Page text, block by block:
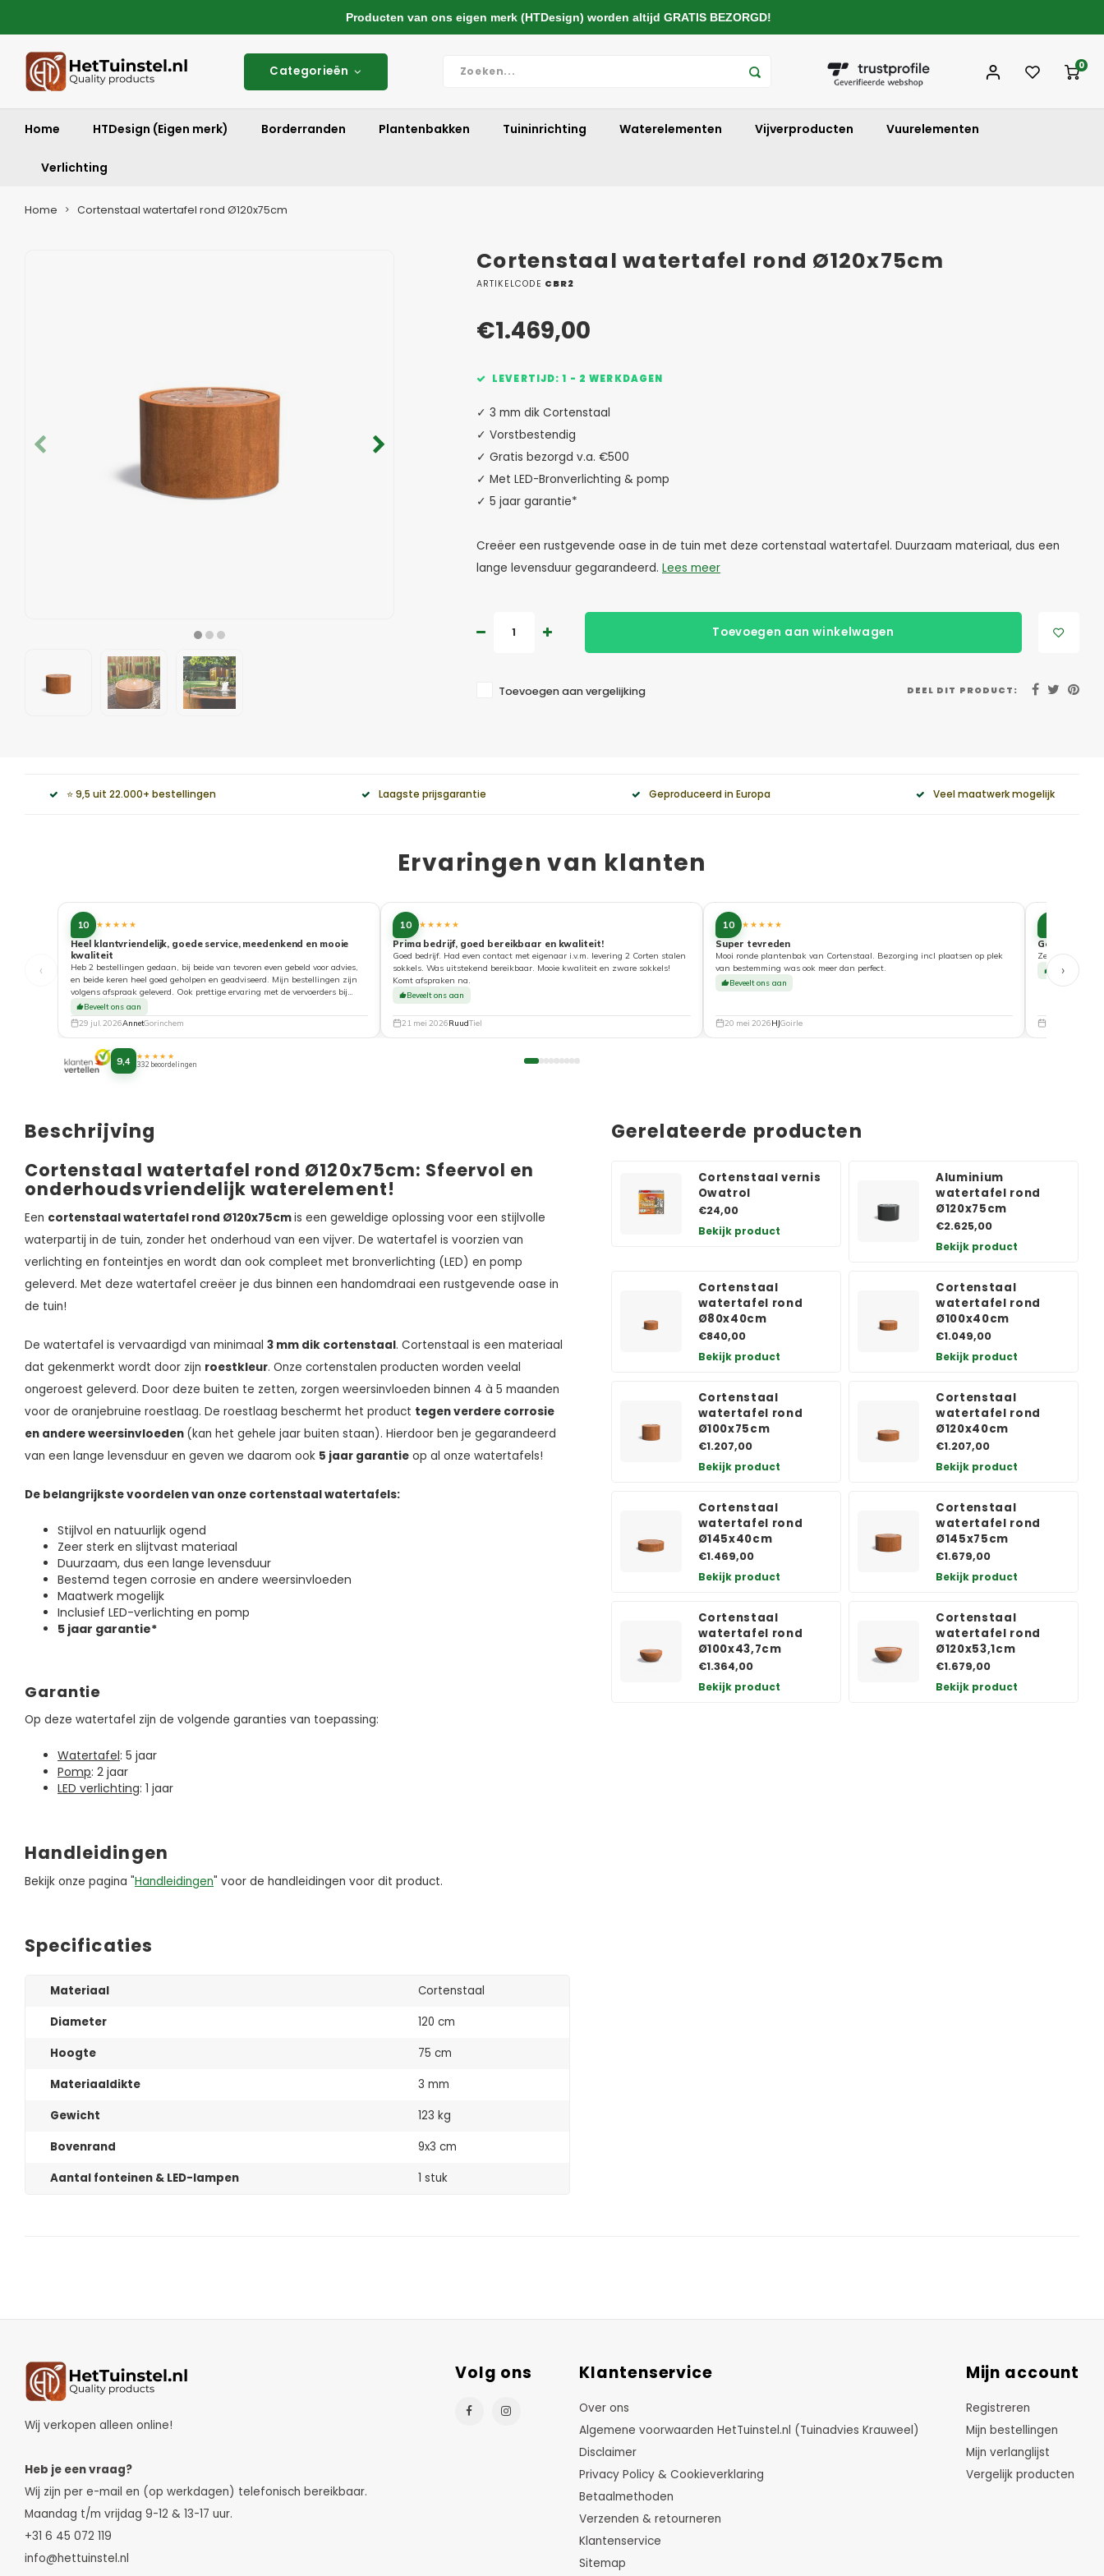
Categorieën 0
Home HTDesign (Eigen merk) Borderranden Plantenbakken Tuininrichting Waterelementen Vijverproducten Vuurelementen
Verlichting
Home Cortenstaal watertafel rond Ø120x75cm
Cortenstaal watertafel rond Ø120x75cm
ARTIKELCODE CBR2
€1.469,00
LEVERTIJD: 1 - 2 WERKDAGEN
✓ 3 mm dik Cortenstaal
✓ Vorstbestendig
✓ Gratis bezorgd v.a. €500
✓ Met LED-Bronverlichting & pomp
✓ 5 jaar garantie*
Creëer een rustgevende oase in de tuin met deze cortenstaal watertafel. Duurzaam materiaal, dus een
lange levensduur gegarandeerd. Lees meer
Toevoegen aan winkelwagen
Toevoegen aan vergelijking DEEL DIT PRODUCT:
⭐ 9,5 uit 22.000+ bestellingen Laagste prijsgarantie Geproduceerd in Europa Veel maatwerk mogelijk
Ervaringen van klanten
‹
10 ★★★★★
Heel klantvriendelijk, goede service, meedenkend en mooie
kwaliteit
Heb 2 bestellingen gedaan, bij beide van tevoren even gebeld voor advies,
en beide keren heel goed geholpen en geadviseerd. Mijn bestellingen zijn
volgens afspraak geleverd. Ook prettige ervaring met de vervoerders bij
aflevering. Top!
Beveelt ons aan
29 jul. 2026AnnetGorinchem
10 ★★★★★
Prima bedrijf, goed bereikbaar en kwaliteit!
Goed bedrijf. Had even contact met eigenaar i.v.m. levering 2 Corten stalen
sokkels. Was uitstekend bereikbaar. Mooie kwaliteit en zware sokkels!
Komt afspraken na.
Beveelt ons aan
21 mei 2026RuudTiel
10 ★★★★★
Super tevreden
Mooi ronde plantenbak van Cortenstaal. Bezorging incl plaatsen op plek
van bestemming was ook meer dan perfect.
Beveelt ons aan
20 mei 2026HJGoirle
Goede
Zeer tevreden
Beveelt ons
›
9,4 ★★★★★
332 beoordelingen
Beschrijving
Cortenstaal watertafel rond Ø120x75cm: Sfeervol en
onderhoudsvriendelijk waterelement!
Een cortenstaal watertafel rond Ø120x75cmis een geweldige oplossing voor een stijlvolle
waterpartij in de tuin, zonder het onderhoud van een vijver. De watertafel is voorzien van
verlichting en fonteintjes en wordt dan ook compleet met bronverlichting (LED) en pomp
geleverd. Met deze watertafel creëer je dus binnen een handomdraai een rustgevende oase in
de tuin!
De watertafel is vervaardigd van minimaal 3 mm dik cortenstaal. Cortenstaal is een materiaal
dat gekenmerkt wordt door zijn roestkleur. Onze cortenstalen producten worden veelal
ongeroest geleverd. Door deze buiten te zetten, zorgen weersinvloeden binnen 4 à 5 maanden
voor de oranjebruine roestlaag. De roestlaag beschermt het product tegen verdere corrosie
en andere weersinvloeden (kan het gehele jaar buiten staan). Hierdoor ben je gegarandeerd
van een lange levensduur en geven we daarom ook 5 jaar garantie op al onze watertafels!
De belangrijkste voordelen van onze cortenstaal watertafels:
Stijlvol en natuurlijk ogend
Zeer sterk en slijtvast materiaal
Duurzaam, dus een lange levensduur
Bestemd tegen corrosie en andere weersinvloeden
Maatwerk mogelijk
Inclusief LED-verlichting en pomp
5 jaar garantie*
Garantie
Op deze watertafel zijn de volgende garanties van toepassing:
Watertafel: 5 jaar
Pomp: 2 jaar
LED verlichting: 1 jaar
Handleidingen
Bekijk onze pagina "Handleidingen" voor de handleidingen voor dit product.
Specificaties
Materiaal
Cortenstaal
Diameter
120 cm
Hoogte
75 cm
Materiaaldikte
3 mm
Gewicht
123 kg
Bovenrand
9x3 cm
Aantal fonteinen & LED-lampen
1 stuk
Gerelateerde producten
Cortenstaal vernis
Owatrol
€24,00
Bekijk product
Aluminium
watertafel rond
Ø120x75cm
€2.625,00
Bekijk product
Cortenstaal
watertafel rond
Ø80x40cm
€840,00
Bekijk product
Cortenstaal
watertafel rond
Ø100x40cm
€1.049,00
Bekijk product
Cortenstaal
watertafel rond
Ø100x75cm
€1.207,00
Bekijk product
Cortenstaal
watertafel rond
Ø120x40cm
€1.207,00
Bekijk product
Cortenstaal
watertafel rond
Ø145x40cm
€1.469,00
Bekijk product
Cortenstaal
watertafel rond
Ø145x75cm
€1.679,00
Bekijk product
Cortenstaal
watertafel rond
Ø100x43,7cm
€1.364,00
Bekijk product
Cortenstaal
watertafel rond
Ø120x53,1cm
€1.679,00
Bekijk product
Wij verkopen alleen online!
Heb je een vraag?
Wij zijn per e-mail en (op werkdagen) telefonisch bereikbaar.
Maandag t/m vrijdag 9-12 & 13-17 uur.
+31 6 45 072 119
info@hettuinstel.nl
Volg ons Klantenservice
Over ons
Algemene voorwaarden HetTuinstel.nl (Tuinadvies Krauweel)
Disclaimer
Privacy Policy & Cookieverklaring
Betaalmethoden
Verzenden & retourneren
Klantenservice
Sitemap
Mijn account
Registreren
Mijn bestellingen
Mijn verlanglijst
Vergelijk producten
Producten van ons eigen merk (HTDesign) worden altijd GRATIS BEZORGD!